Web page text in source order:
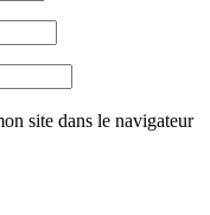
site dans le navigateur